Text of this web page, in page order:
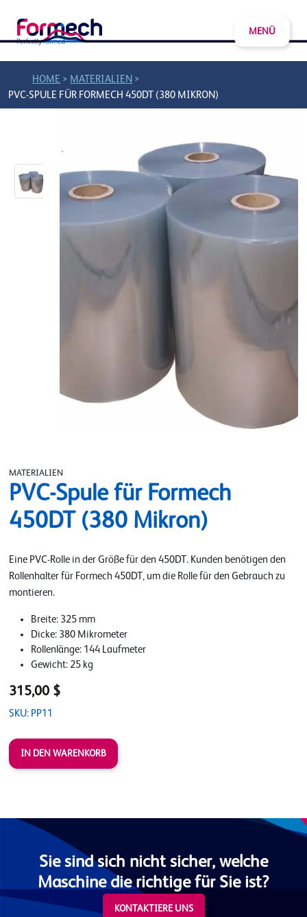
MENÜ
HOME > MATERIALIEN >
PVC-SPULE FÜR FORMECH 450DT (380 MIKRON)
MATERIALIEN
PVC-Spule für Formech
450DT (380 Mikron)
Eine PVC-Rolle in der Größe für den 450DT. Kunden benötigen den
Rollenhalter für Formech 450DT, um die Rolle für den Gebrauch zu
montieren.
Breite: 325 mm
Dicke: 380 Mikrometer
Rollenlänge: 144 Laufmeter
Gewicht: 25 kg
315,00 $
SKU: PP11
Sie sind sich nicht sicher, welche
Maschine die richtige für Sie ist?
KONTAKTIERE UNS